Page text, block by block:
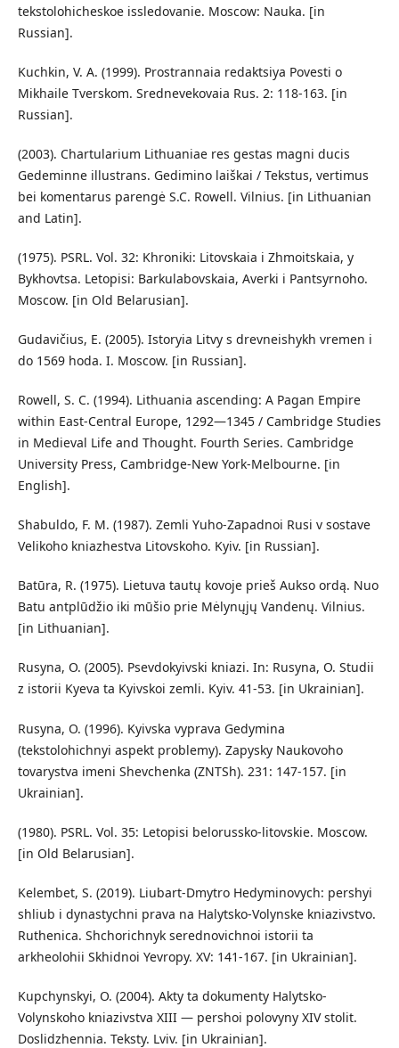
tekstolohicheskoe issledovanie. Moscow: Nauka. [in
Russian].
Kuchkin, V. A. (1999). Prostrannaia redaktsiya Povesti o
Mikhaile Tverskom. Srednevekovaia Rus. 2: 118-163. [in
Russian].
(2003). Chartularium Lithuaniae res gestas magni ducis
Gedeminne illustrans. Gedimino laiškai / Tekstus, vertimus
bei komentarus parengė S.C. Rowell. Vilnius. [in Lithuanian
and Latin].
(1975). PSRL. Vol. 32: Khroniki: Litovskaia i Zhmoitskaia, y
Bykhovtsa. Letopisi: Barkulabovskaia, Averki i Pantsyrnoho.
Moscow. [in Old Belarusian].
Gudavičius, E. (2005). Istoryia Litvy s drevneishykh vremen i
do 1569 hoda. I. Moscow. [in Russian].
Rowell, S. C. (1994). Lithuania ascending: A Pagan Empire
within East-Central Europe, 1292—1345 / Cambridge Studies
in Medieval Life and Thought. Fourth Series. Cambridge
University Press, Cambridge-New York-Melbourne. [in
English].
Shabuldo, F. M. (1987). Zemli Yuho-Zapadnoi Rusi v sostave
Velikoho kniazhestva Litovskoho. Kyiv. [in Russian].
Batūra, R. (1975). Lietuva tautų kovoje prieš Aukso ordą. Nuo
Batu antplūdžio iki mūšio prie Mėlynųjų Vandenų. Vilnius.
[in Lithuanian].
Rusyna, O. (2005). Psevdokyivski kniazi. In: Rusyna, O. Studii
z istorii Kyeva ta Kyivskoi zemli. Kyiv. 41-53. [in Ukrainian].
Rusyna, O. (1996). Kyivska vyprava Gedymina
(tekstolohichnyi aspekt problemy). Zapysky Naukovoho
tovarystva imeni Shevchenka (ZNTSh). 231: 147-157. [in
Ukrainian].
(1980). PSRL. Vol. 35: Letopisi belorussko-litovskie. Moscow.
[in Old Belarusian].
Kelembet, S. (2019). Liubart-Dmytro Hedyminovych: pershyi
shliub i dynastychni prava na Halytsko-Volynske kniazivstvo.
Ruthenica. Shchorichnyk serednovichnoi istorii ta
arkheolohii Skhidnoi Yevropy. XV: 141-167. [in Ukrainian].
Kupchynskyi, O. (2004). Akty ta dokumenty Halytsko-
Volynskoho kniazivstva XIII — pershoi polovyny XIV stolit.
Doslidzhennia. Teksty. Lviv. [in Ukrainian].